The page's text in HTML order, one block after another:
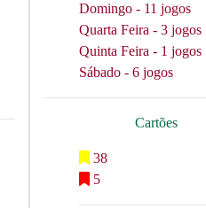
Domingo - 11 jogos
Quarta Feira - 3 jogos
Quinta Feira - 1 jogos
Sábado - 6 jogos
Cartões
38
5